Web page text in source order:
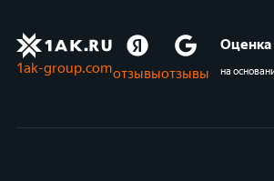
1ak-group.comотзывыотзывы
Оценка
на